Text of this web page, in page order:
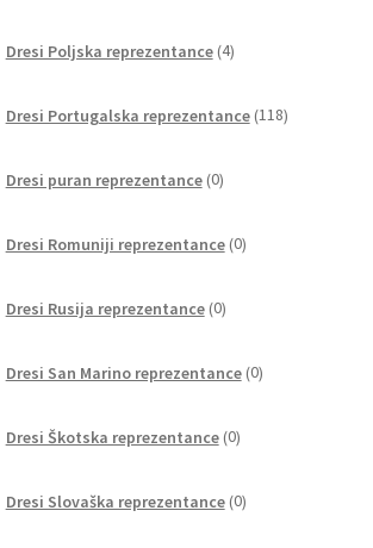
Dresi Poljska reprezentance 4izdelki
Dresi Portugalska reprezentance 118izdelkov
Dresi puran reprezentance 0izdelkov
Dresi Romuniji reprezentance 0izdelkov
Dresi Rusija reprezentance 0izdelkov
Dresi San Marino reprezentance 0izdelkov
Dresi Škotska reprezentance 0izdelkov
Dresi Slovaška reprezentance 0izdelkov